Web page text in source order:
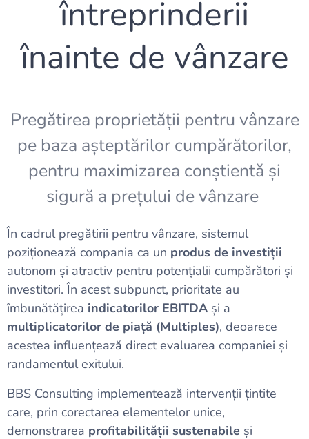
întreprinderii
înainte de vânzare
Pregătirea proprietății pentru vânzare
pe baza așteptărilor cumpărătorilor,
pentru maximizarea conștientă și
sigură a prețului de vânzare
În cadrul pregătirii pentru vânzare, sistemul
poziționează compania ca un produs de investiții
autonom și atractiv pentru potențialii cumpărători și
investitori. În acest subpunct, prioritate au
îmbunătățirea indicatorilor EBITDA și a
multiplicatorilor de piață (Multiples), deoarece
acestea influențează direct evaluarea companiei și
randamentul exitului.
BBS Consulting implementează intervenții țintite
care, prin corectarea elementelor unice,
demonstrarea profitabilității sustenabile și